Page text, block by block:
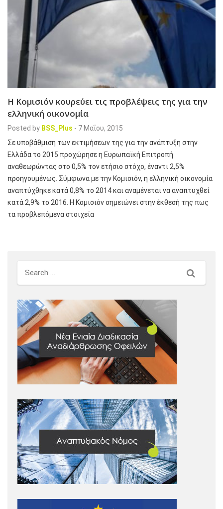
Η Κομισιόν κουρεύει τις προβλέψεις της για την
ελληνική οικονομία
Posted by BSS_Plus - 7 Μαΐου, 2015
Σε υποβάθμιση των εκτιμήσεων της για την ανάπτυξη στην
Ελλάδα το 2015 προχώρησε η Ευρωπαϊκή Επιτροπή
αναθεωρώντας στο 0,5% τον ετήσιο στόχο, έναντι 2,5%
προηγουμένως. Σύμφωνα με την Κομισιόν, η ελληνική οικονομία
αναπτύχθηκε κατά 0,8% το 2014 και αναμένεται να αναπτυχθεί
κατά 2,9% το 2016. Η Κομισιόν σημειώνει στην έκθεσή της πως
τα προβλεπόμενα στοιχεία
Search